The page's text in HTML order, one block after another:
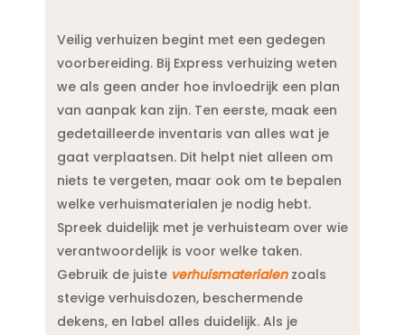
Veilig verhuizen begint met een gedegen
voorbereiding.​ Bij Express verhuizing weten
we als geen ander hoe invloedrijk een plan
van aanpak kan zijn.​ Ten eerste, maak een
gedetailleerde inventaris van alles wat je
gaat verplaatsen.​ Dit helpt niet alleen om
niets te vergeten, maar ook om te bepalen
welke verhuismaterialen je nodig hebt.​
Spreek duidelijk met je verhuisteam over wie
verantwoordelijk is voor welke taken.​
Gebruik de juiste verhuismaterialenzoals
stevige verhuisdozen, beschermende
dekens, en label alles duidelijk.​ Als je